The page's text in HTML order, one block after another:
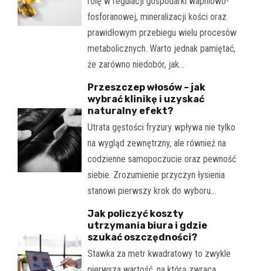
fosforanowej, mineralizacji kości oraz
prawidłowym przebiegu wielu procesów
metabolicznych. Warto jednak pamiętać,
że zarówno niedobór, jak…
Przeszczep włosów – jak
wybrać klinikę i uzyskać
naturalny efekt?
Utrata gęstości fryzury wpływa nie tylko
na wygląd zewnętrzny, ale również na
codzienne samopoczucie oraz pewność
siebie. Zrozumienie przyczyn łysienia
stanowi pierwszy krok do wyboru…
Jak policzyć koszty
utrzymania biura i gdzie
szukać oszczędności?
Stawka za metr kwadratowy to zwykle